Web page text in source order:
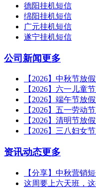
德阳挂机短信
绵阳挂机短信
广元挂机短信
遂宁挂机短信
公司新闻更多
【2026】中秋节放
【2026】六一儿童
【2026】端午节放
【2026】五一劳动
【2026】清明节放
【2026】三八妇女
资讯动态更多
【分享】中秋营销
这周要上六天班，